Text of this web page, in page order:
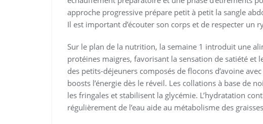
approche progressive prépare petit à petit la sangle
Il est important d’écouter son corps et de respecter un
Sur le plan de la nutrition, la semaine 1 introduit une
protéines maigres, favorisant la sensation de satiété et
des petits-déjeuners composés de flocons d’avoine
boosts l’énergie dès le réveil. Les collations à base de
les fringales et stabilisent la glycémie. L’hydratation
régulièrement de l’eau aide au métabolisme des